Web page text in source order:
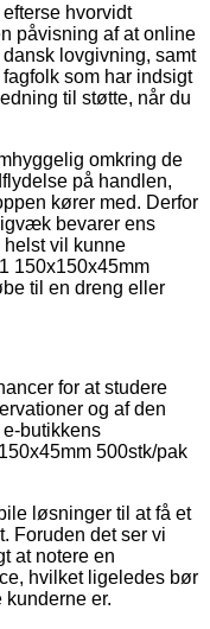
hvorvidt
påvisning af at online
lovgivning, samt
som har indsigt
til støtte, når du
omkring de
på handlen,
kører med. Derfor
bevarer ens
helst vil kunne
150x150x45mm
til en dreng eller
for at studere
og af den
butikkens
500stk/pak
løsninger til at få et
Foruden det ser vi
at notere en
hvilket ligeledes bør
kunderne er.